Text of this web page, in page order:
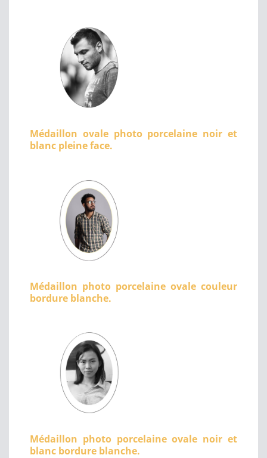
Médaillon ovale photo porcelaine noir et
blanc pleine face.
Médaillon photo porcelaine ovale couleur
bordure blanche.
Médaillon photo porcelaine ovale noir et
blanc bordure blanche.